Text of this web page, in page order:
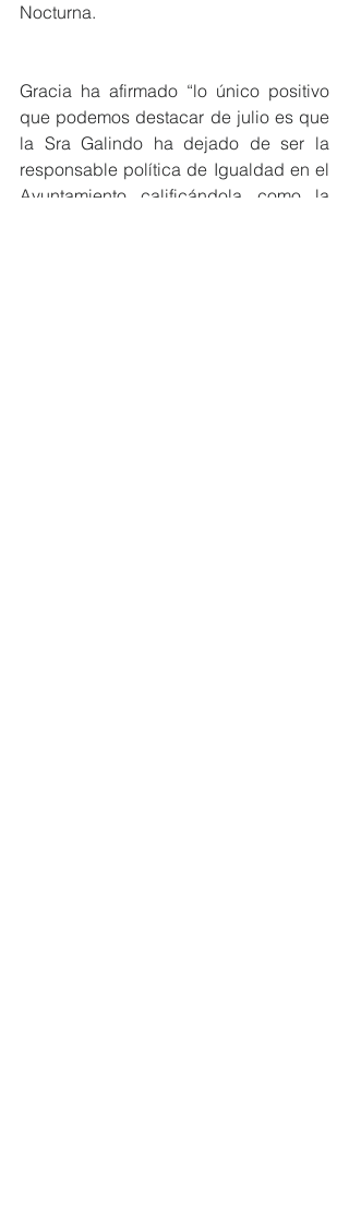
Nocturna.
Gracia ha afirmado “lo único positivo
que podemos destacar de julio es que
la Sra Galindo ha dejado de ser la
responsable política de Igualdad en el
Ayuntamiento calificándola como la